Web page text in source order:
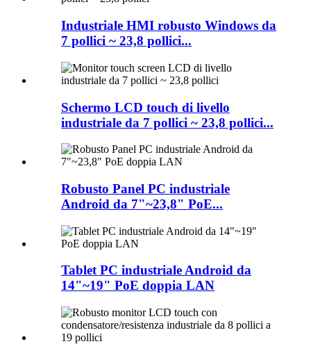
Industriale HMI robusto Windows da
7 pollici ~ 23,8 pollici...
Schermo LCD touch di livello
industriale da 7 pollici ~ 23,8 pollici...
Robusto Panel PC industriale
Android da 7"~23,8" PoE...
Tablet PC industriale Android da
14"~19" PoE doppia LAN